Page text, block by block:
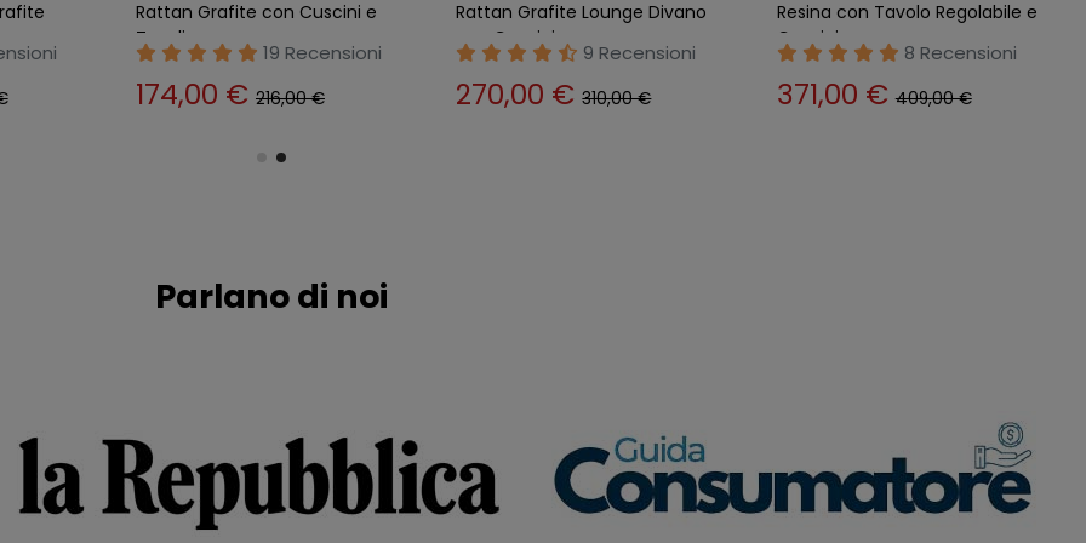
Rattan Grafite con Cuscini e
Tavolino
19 Recensioni
174,00 € 216,00 €
Rattan Grafite Lounge Divano
con Cuscini
9 Recensioni
270,00 €310,00 €
Resina con Tavolo Regolabile e
Cuscini
8 Recensioni
371,00 €409,00 €
Parlano di noi